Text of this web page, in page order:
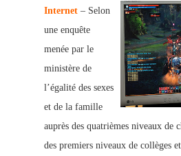
Internet – Selon
une enquête
menée par le
ministère de
l’égalité des sexes
et de la famille
auprès des quatrièmes niveaux de
des premiers niveaux de collèges